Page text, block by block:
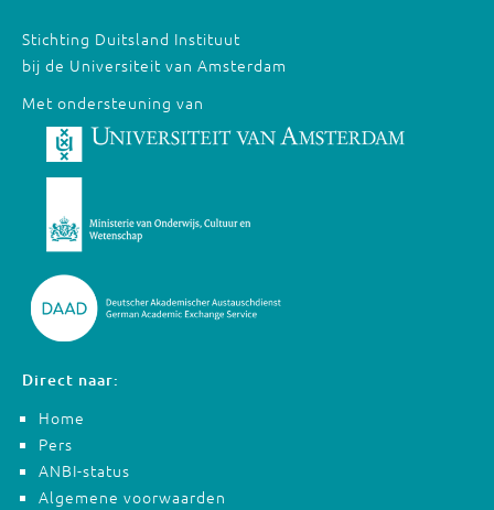
Stichting Duitsland Instituut
bij de Universiteit van Amsterdam
Met ondersteuning van
Direct naar:
Home
Pers
ANBI-status
Algemene voorwaarden